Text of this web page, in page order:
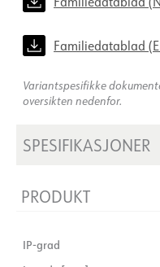
Familiedatablad
Variantspesifikke
oversikten nedenfor.
SPESIFIKASJONER
PRODUKT
IP-grad